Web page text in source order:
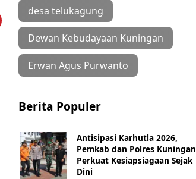
desa telukagung
Dewan Kebudayaan Kuningan
Erwan Agus Purwanto
Berita Populer
Antisipasi Karhutla 2026,
Pemkab dan Polres Kuningan
Perkuat Kesiapsiagaan Sejak
Dini